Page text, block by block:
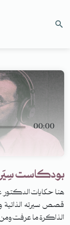
00:00
بودكاست
هنا حكايات
قصص سيرته الذاتية
الذاكرة ما عرفت